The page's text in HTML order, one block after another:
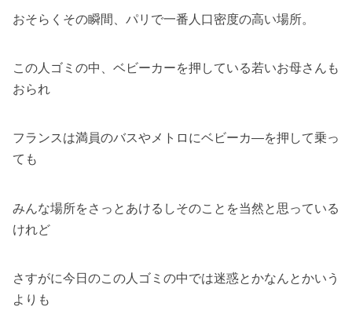
おそらくその瞬間、パリで一番人口密度の高い場所。
この人ゴミの中、ベビーカーを押している若いお母さんも
おられ
フランスは満員のバスやメトロにベビーカ―を押して乗っ
ても
みんな場所をさっとあけるしそのことを当然と思っている
けれど
さすがに今日のこの人ゴミの中では迷惑とかなんとかいう
よりも